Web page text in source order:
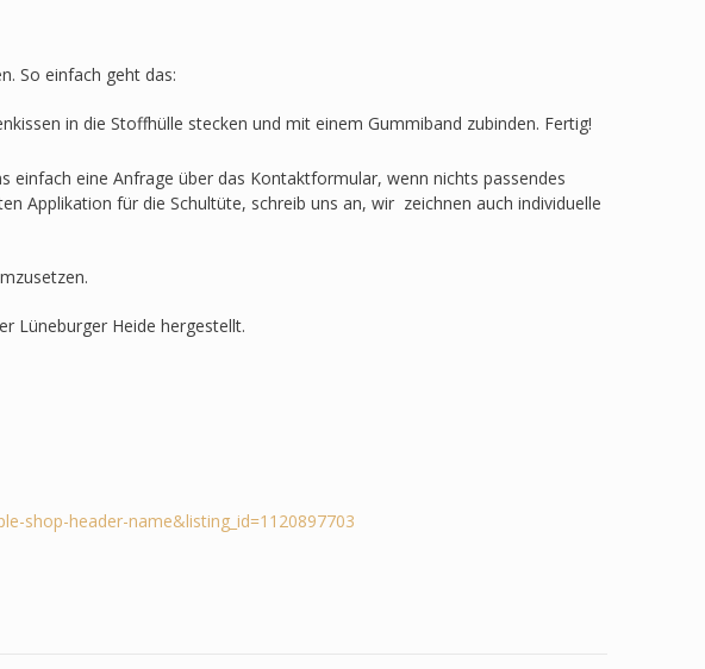
So einfach geht das:
in die Stoffhülle stecken und mit einem Gummiband zubinden. Fertig!
einfach eine Anfrage über das Kontaktformular, wenn nichts passendes
Applikation für die Schultüte, schreib uns an, wir zeichnen auch individuelle
Lüneburger Heide hergestellt.
shop-header-name&listing_id=1120897703